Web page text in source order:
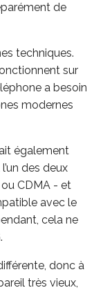
de
techniques.
sur
a besoin
modernes
également
des deux
CDMA - et
avec le
cela ne
donc à
très vieux,